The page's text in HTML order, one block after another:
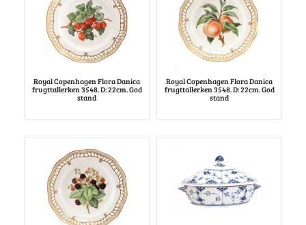
Royal Copenhagen Flora Danica
frugttallerken 3548. D: 22cm. God
stand
Royal Copenhagen Flora Danica
frugttallerken 3548. D: 22cm. God
stand